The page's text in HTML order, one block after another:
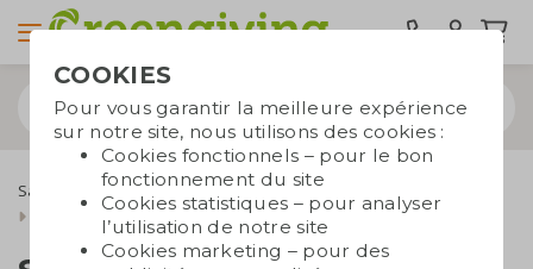
Sacs durables Sacs publicitaires
Sacs recyclés
Sac de week-end en RPET
COOKIES
Pour vous garantir la meilleure expérience
sur notre site, nous utilisons des cookies :
Cookies fonctionnels – pour le bon
fonctionnement du site
Cookies statistiques – pour analyser
l’utilisation de notre site
Cookies marketing – pour des